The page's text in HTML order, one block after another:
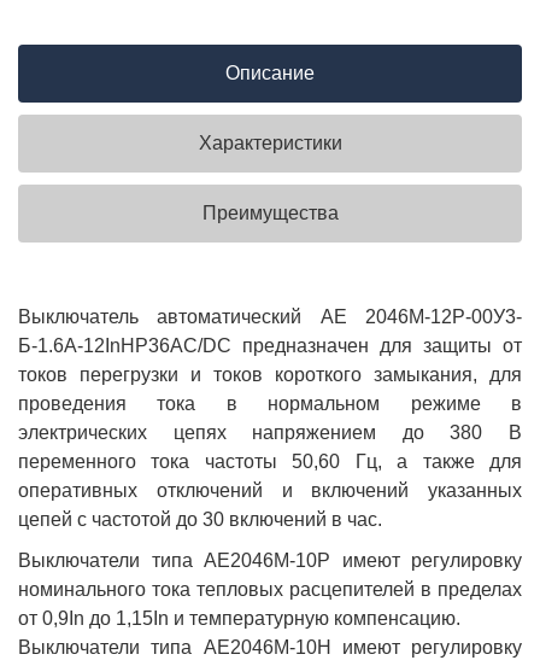
Описание
Характеристики
Преимущества
Выключатель автоматический АЕ 2046М-12Р-00У3-
Б-1.6А-12InНР36AC/DC предназначен для защиты от
токов перегрузки и токов короткого замыкания, для
проведения тока в нормальном режиме в
электрических цепях напряжением до 380 В
переменного тока частоты 50,60 Гц, а также для
оперативных отключений и включений указанных
цепей с частотой до 30 включений в час.
Выключатели типа АЕ2046М-10Р имеют регулировку
номинального тока тепловых расцепителей в пределах
от 0,9In до 1,15In и температурную компенсацию.
Выключатели типа АЕ2046М-10Н имеют регулировку